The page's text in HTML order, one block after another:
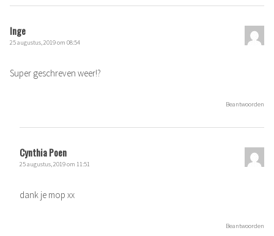
Inge
25 augustus, 2019 om 08:54
Super geschreven weer!?
Beantwoorden
Cynthia Poen
25 augustus, 2019 om 11:51
dank je mop xx
Beantwoorden